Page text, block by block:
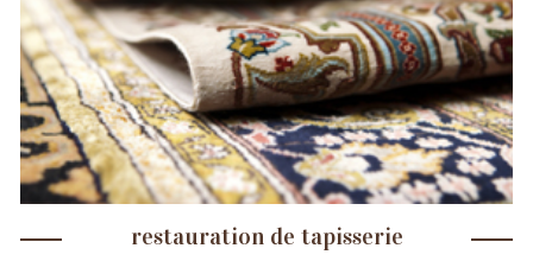
restauration de tapisserie